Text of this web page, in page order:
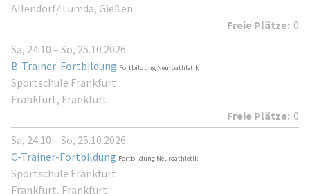
Allendorf/ Lumda, Gießen
0
Sa, 24.10 – So, 25.10.2026
B-Trainer-Fortbildung Fortbildung Neuroathletik
Sportschule Frankfurt
Frankfurt, Frankfurt
0
Sa, 24.10 – So, 25.10.2026
C-Trainer-Fortbildung Fortbildung Neuroathletik
Sportschule Frankfurt
Frankfurt, Frankfurt